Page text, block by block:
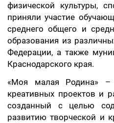
физической культуры,
приняли участие
среднего общего и
образования из
Федерации, а также
Краснодарского края.
«Моя малая Родина» –
креативных проектов и
созданный с целью
развитию творческой и